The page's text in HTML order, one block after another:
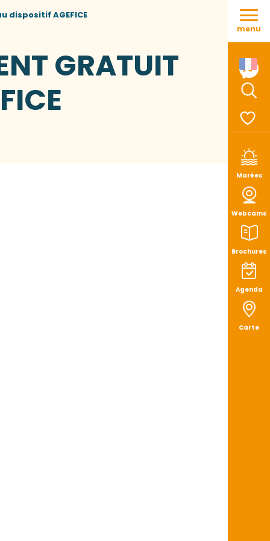
Aller
contenu
Marées
Webcams
Brochures
Agenda
Carte
menu
dispositif AGEFICE
GRATUIT